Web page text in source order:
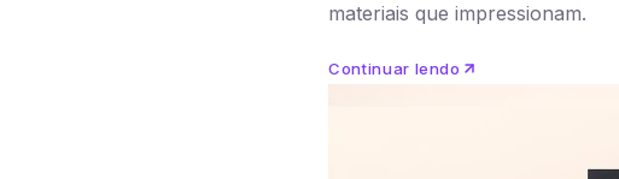
materiais que impressionam.
Continuar lendo